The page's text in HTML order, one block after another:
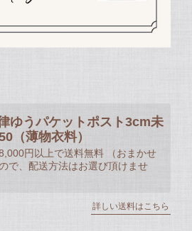
ゆうパケットポスト3cm未
（薄物衣料）
円以上で送料無料 （おまかせ
で、配送方法はお選び頂けませ
詳しい送料はこちら